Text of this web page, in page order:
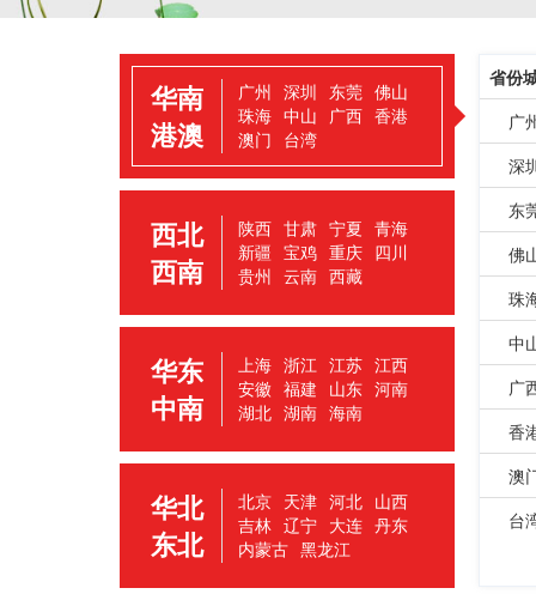
华南
港澳
广州 深圳 东莞 佛山
珠海 中山
澳门 台湾
西北
西南
陕西 甘肃 宁夏 青海
新疆 宝鸡 重庆
华东
中南
上海 浙江 江苏 江西
安徽 福建 山东
华北
东北
北京 天津 河北 山西
吉林 辽宁 大连
省份
广
深
东
佛
珠
中
广
香
澳